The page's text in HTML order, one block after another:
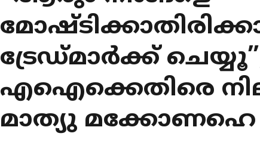
ട്രേഡ്മാർക്ക്
എഐക്കെതിരെ
മാത്യു മക്കോണഹെ